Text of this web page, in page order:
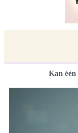
Kan